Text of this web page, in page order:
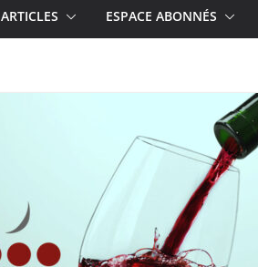
ARTICLES ESPACE ABONNÉS